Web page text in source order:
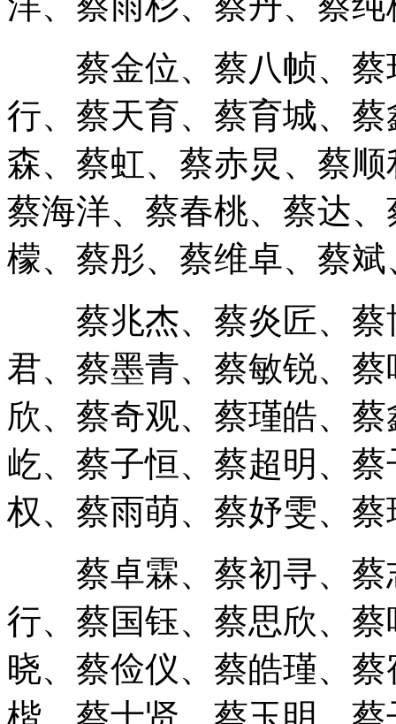
蔡金位、蔡八帧、蔡
行、蔡天育、蔡育城、
森、蔡虹、蔡赤炅、蔡
蔡海洋、蔡春桃、蔡达
檬、蔡彤、蔡维卓、蔡
蔡兆杰、蔡炎匠、蔡
君、蔡墨青、蔡敏锐、
欣、蔡奇观、蔡瑾皓、
屹、蔡子恒、蔡超明、
权、蔡雨萌、蔡妤雯、
蔡卓霖、蔡初寻、蔡
行、蔡国钰、蔡思欣、
晓、蔡俭仪、蔡皓瑾、
楷、蔡士贤、蔡玉明、